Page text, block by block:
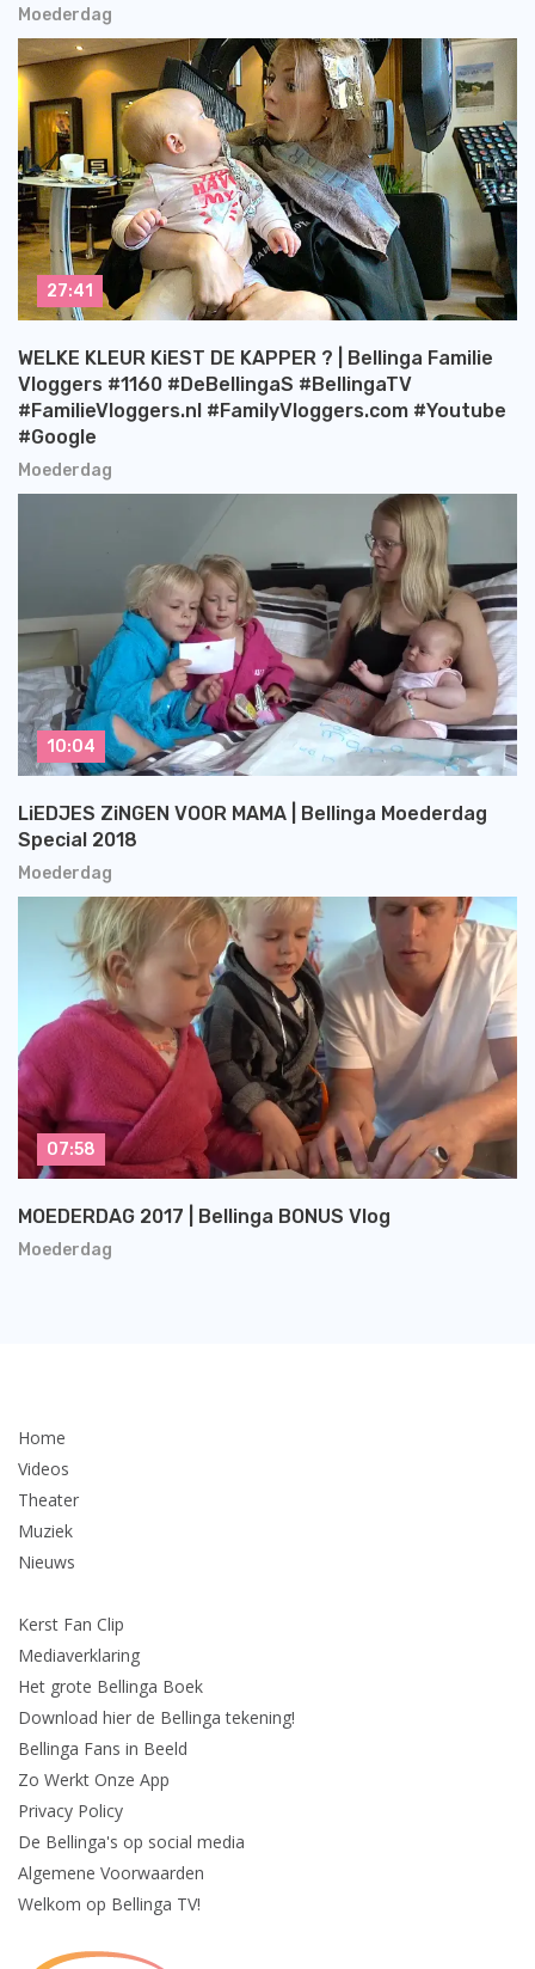
Moederdag
Moederdag
WELKE KLEUR KiEST DE KAPPER ? | Bellinga Familie
Vloggers #1160 #DeBellingaS #BellingaTV
#FamilieVloggers.nl #FamilyVloggers.com #Youtube
#Google
27:41
Moederdag
LiEDJES ZiNGEN VOOR MAMA | Bellinga Moederdag
Special 2018
10:04
Moederdag
MOEDERDAG 2017 | Bellinga BONUS Vlog
07:58
Home
Videos
Theater
Muziek
Nieuws
Kerst Fan Clip
Mediaverklaring
Het grote Bellinga Boek
Download hier de Bellinga tekening!
Bellinga Fans in Beeld
Zo Werkt Onze App
Privacy Policy
De Bellinga's op social media
Algemene Voorwaarden
Welkom op Bellinga TV!